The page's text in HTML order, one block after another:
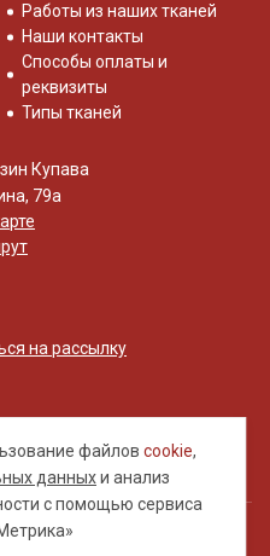
файловcookie,
данныхи анализ
с помощью сервиса
Работы из наших тканей
Наши контакты
Способы оплаты и
реквизиты
Типы тканей
Купава
79а
на рассылку